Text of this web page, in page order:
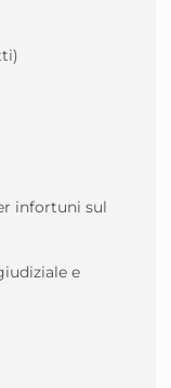
infortuni sul
e